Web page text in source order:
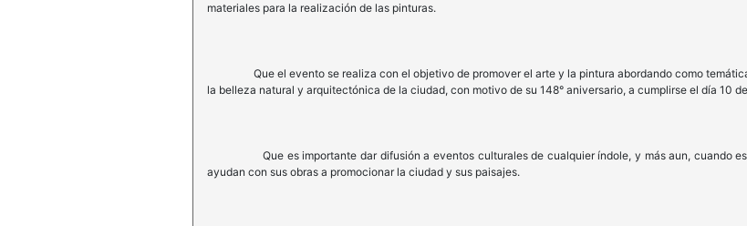
materiales para la realización de las pinturas.
Que el evento se realiza con el objetivo de promover el arte y la pintura abordando como temática
la belleza natural y arquitectónica de la ciudad, con motivo de su 148° aniversario, a cumplirse el día 10
Que es importante dar difusión a eventos culturales de cualquier índole, y más aun, cuando
ayudan con sus obras a promocionar la ciudad y sus paisajes.